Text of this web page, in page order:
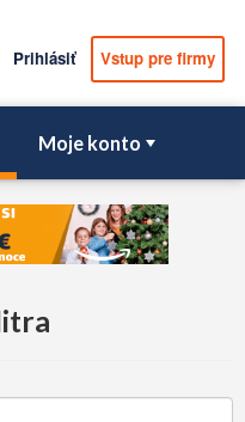
Prihlásiť Vstup pre firmy
Moje konto